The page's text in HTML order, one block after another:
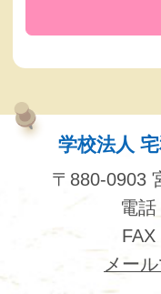
学校法人
〒880-0903
電話
メー